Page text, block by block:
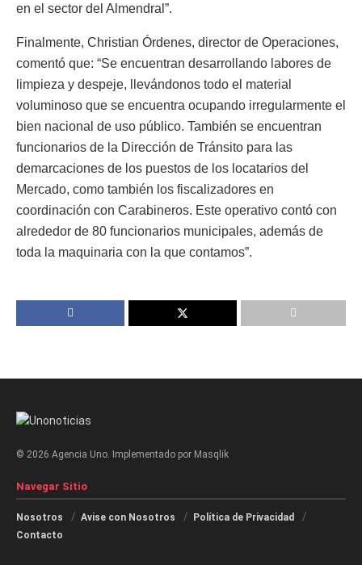
en el sector del Almendral”.
Finalmente, Christian Órdenes, director de Operaciones,
comentó que: “Se encuentran desarrollando labores de
limpieza y despeje, llevándonos todo el material
voluminoso que se encuentra ocupando irregularmente el
bien nacional de uso público. También se encuentran
funcionarios de la Dirección de Tránsito para las
demarcaciones de los puestos de los locatarios del
Mercado, como también los fiscalizadores en
coordinación con Carabineros. Este operativo contó con
alrededor de 80 funcionarios municipales, además de
toda la maquinaria con la que contamos”.
© 2026 Agencia Uno. Implementado por Masqlik
Navegar Sitio
Nosotros Avise con Nosotros
Política de Privacidad
Contacto